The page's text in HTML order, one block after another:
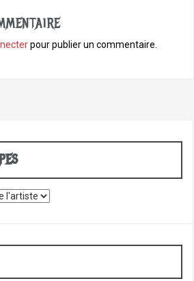
pour publier un commentaire.